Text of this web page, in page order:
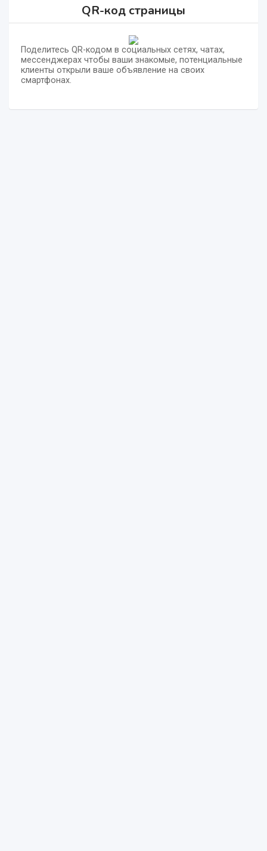
QR-код страницы
Поделитесь QR-кодом в социальных сетях, чатах,
мессенджерах чтобы ваши знакомые, потенциальные
клиенты открыли ваше объявление на своих
смартфонах.